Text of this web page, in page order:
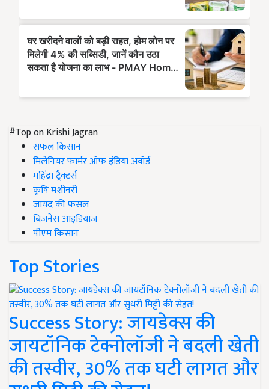
#Top on Krishi Jagran
सफल किसान
मिलेनियर फार्मर ऑफ इंडिया अवॉर्ड
महिंद्रा ट्रैक्टर्स
कृषि मशीनरी
जायद की फसल
बिज़नेस आइडियाज
पीएम किसान
Top Stories
Success Story: जायडेक्स की
जायटॉनिक टेक्नोलॉजी ने बदली खेती
की तस्वीर, 30% तक घटी लागत और